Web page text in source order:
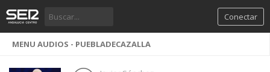
Conectar
MENU AUDIOS - PUEBLADECAZALLA